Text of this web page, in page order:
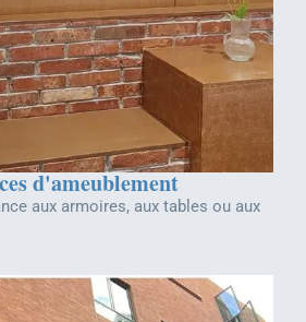
d'ameublement
aux armoires, aux tables ou aux